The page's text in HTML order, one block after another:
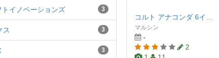
マルシン
-
2
トイノベーションズ 3
ス 3
3